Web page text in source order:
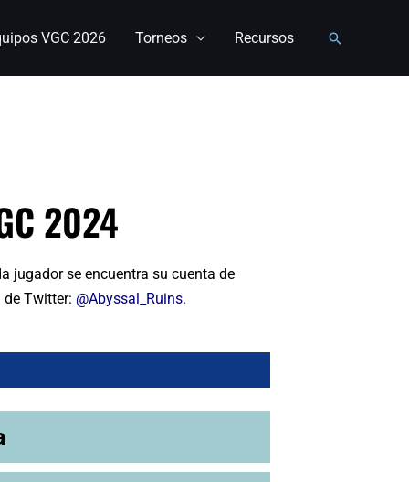
VGC 2026 Torneos Recursos Buscar
2024
jugador se encuentra su cuenta de
Twitter: @Abyssal_Ruins.